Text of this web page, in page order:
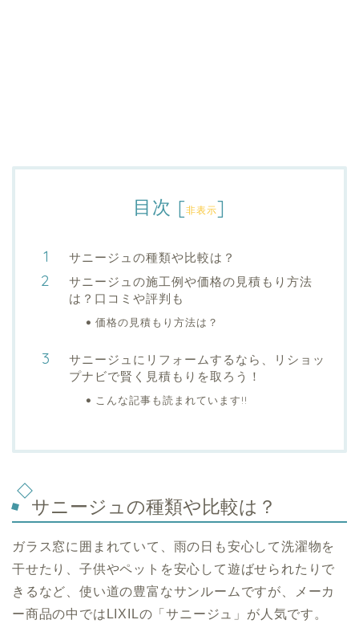
目次 [非表示]
サニージュの種類や比較は？
サニージュの施工例や価格の見積もり方法
は？口コミや評判も
価格の見積もり方法は？
サニージュにリフォームするなら、リショッ
プナビで賢く見積もりを取ろう！
こんな記事も読まれています!!
サニージュの種類や比較は？
ガラス窓に囲まれていて、雨の日も安心して洗濯物を
干せたり、子供やペットを安心して遊ばせられたりで
きるなど、使い道の豊富なサンルームですが、メーカ
ー商品の中ではLIXILの「サニージュ」が人気です。